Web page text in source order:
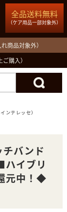
全品送料無料
（ケア用品一部対象外）
れ商品対象外）
購入）
買い物カゴ
ンテレッセ）
チバンド
イブリ
元中！◆